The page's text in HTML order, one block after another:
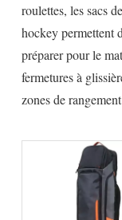
roulettes, les sacs
hockey permettent
préparer pour le
fermetures à
zones de